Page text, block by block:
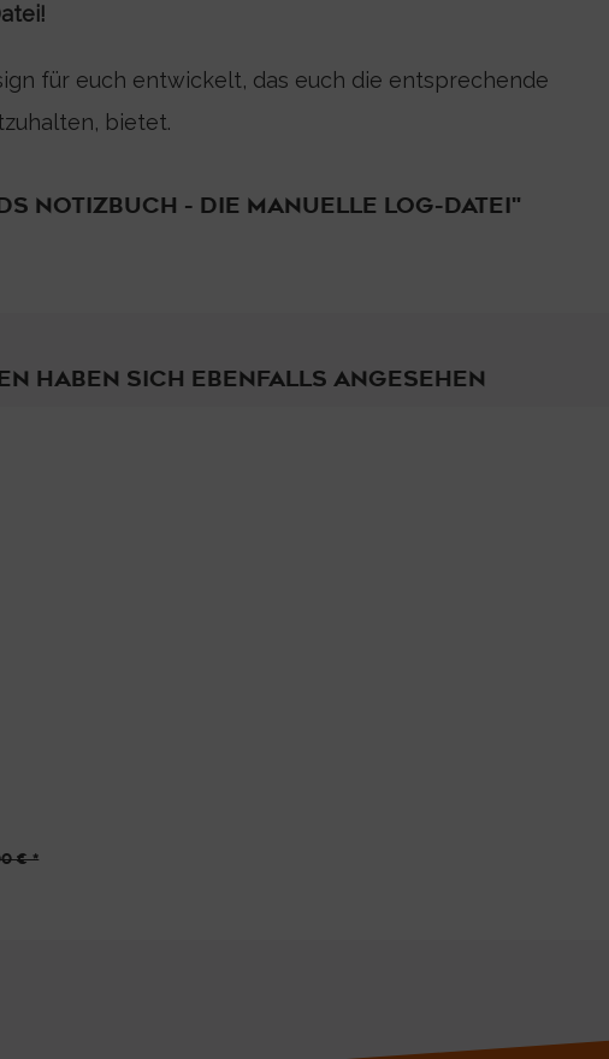
für euch entwickelt, das euch die entsprechende
bietet.
NOTIZBUCH - DIE MANUELLE LOG-DATEI"
HABEN SICH EBENFALLS ANGESEHEN
€ *